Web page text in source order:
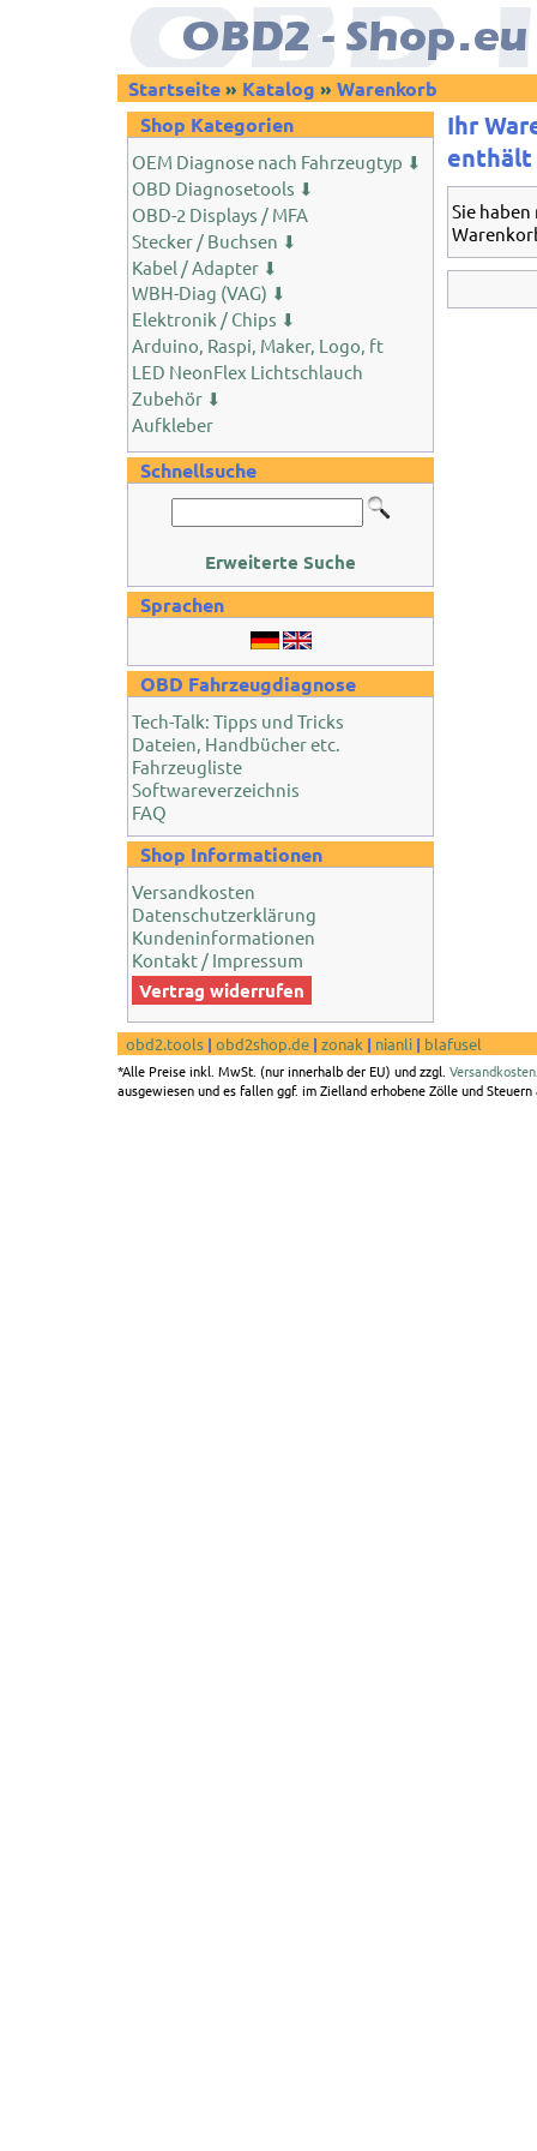
Startseite» Katalog » Warenkorb
Shop Kategorien
OEM Diagnose nach Fahrzeugtyp ⬇
OBD Diagnosetools ⬇
OBD-2 Displays / MFA
Stecker / Buchsen ⬇
Kabel / Adapter ⬇
WBH-Diag (VAG) ⬇
Elektronik / Chips ⬇
Arduino, Raspi, Maker, Logo, ft
LED NeonFlex Lichtschlauch
Zubehör ⬇
Aufkleber
Schnellsuche
Erweiterte Suche
Sprachen
OBD Fahrzeugdiagnose
Tech-Talk: Tipps und Tricks
Dateien, Handbücher etc.
Fahrzeugliste
Softwareverzeichnis
FAQ
Shop Informationen
Versandkosten
Datenschutzerklärung
Kundeninformationen
Kontakt / Impressum
Vertrag widerrufen
Ihr
enthält
Sie
obd2.tools | obd2shop.de | zonak | nianli | blafusel
*Alle Preise inkl. MwSt. (nur innerhalb der EU) und zzgl. Versandkosten
ausgewiesen und es fallen ggf. im Zielland erhobene Zölle und